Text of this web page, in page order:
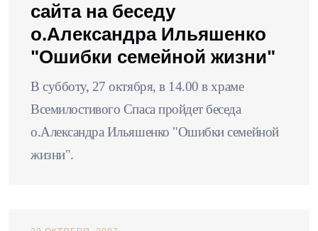
сайта на беседу
о.Александра Ильяшенко
"Ошибки семейной жизни"
В субботу, 27 октября, в 14.00 в храме
Всемилостивого Спаса пройдет беседа
о.Александра Ильяшенко "Ошибки семейной
жизни".